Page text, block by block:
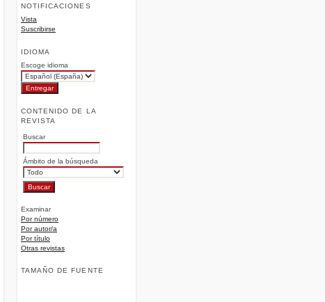
NOTIFICACIONES
Vista
Suscribirse
IDIOMA
Escoge idioma
CONTENIDO DE LA
REVISTA
Buscar
Ámbito de la búsqueda
Examinar
Por número
Por autor/a
Por título
Otras revistas
TAMAÑO DE FUENTE